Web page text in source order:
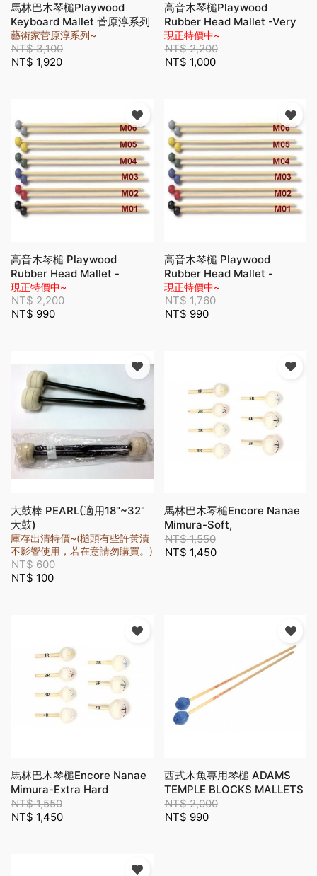
馬林巴木琴槌Playwood
Keyboard Mallet 菅原淳系列
(M-3013 S)
藝術家菅原淳系列~
NT$3,100
NT$ 1,920
高音木琴槌Playwood
Rubber Head Mallet -Very
Hard Black (M-01)
現正特價中~
NT$2,200
NT$ 1,000
高音木琴槌 Playwood
Rubber Head Mallet -
Medium Hard Blue (M-03)
現正特價中~
NT$2,200
NT$ 990
高音木琴槌 Playwood
Rubber Head Mallet -
Medium Green(M-04)
現正特價中~
NT$1,760
NT$ 990
大鼓棒 PEARL(適用18"~32"
大鼓)
庫存出清特價~(槌頭有些許黃漬
不影響使用，若在意請勿購買。)
NT$600
NT$ 100
馬林巴木琴槌Encore Nanae
Mimura-Soft,
Rattan(NM7R)
NT$1,550
NT$ 1,450
馬林巴木琴槌Encore Nanae
Mimura-Extra Hard
Rattan(NM1R)
NT$1,550
NT$ 1,450
西式木魚專用琴槌 ADAMS
TEMPLE BLOCKS MALLETS
NT$2,000
NT$ 990